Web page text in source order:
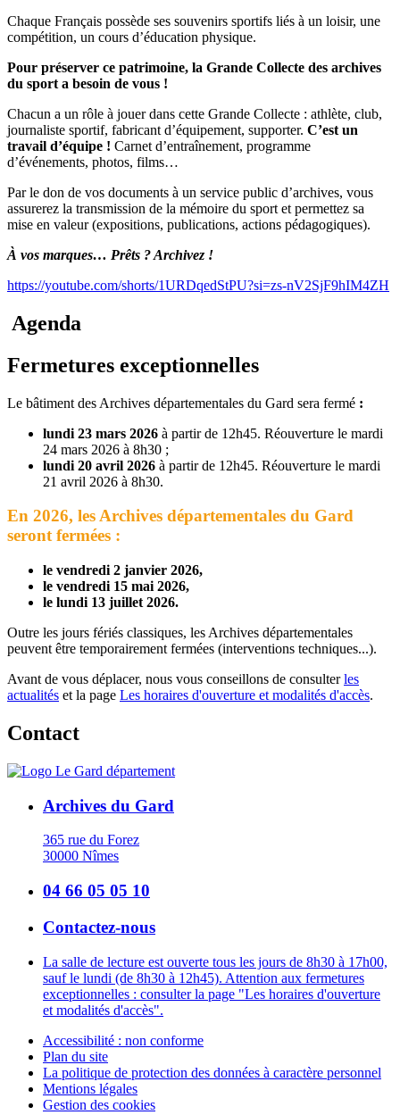
Chaque Français possède ses souvenirs sportifs liés à un loisir, une
compétition, un cours d’éducation physique.
Pour préserver ce patrimoine, la Grande Collecte des archives
du sport a besoin de vous !
Chacun a un rôle à jouer dans cette Grande Collecte : athlète, club,
journaliste sportif, fabricant d’équipement, supporter. C’est un
travail d’équipe ! Carnet d’entraînement, programme
d’événements, photos, films…
Par le don de vos documents à un service public d’archives, vous
assurerez la transmission de la mémoire du sport et permettez sa
mise en valeur (expositions, publications, actions pédagogiques).
À vos marques… Prêts ? Archivez !
https://youtube.com/shorts/1URDqedStPU?si=zs-nV2SjF9hIM4ZH
Agenda
Fermetures exceptionnelles
Le bâtiment des Archives départementales du Gard sera fermé :
lundi 23 mars 2026 à partir de 12h45. Réouverture le mardi
24 mars 2026 à 8h30 ;
lundi 20 avril 2026 à partir de 12h45. Réouverture le mardi
21 avril 2026 à 8h30.
En 2026, les Archives départementales du Gard
seront fermées :
le vendredi 2 janvier 2026,
le vendredi 15 mai 2026,
le lundi 13 juillet 2026.
Outre les jours fériés classiques, les Archives départementales
peuvent être temporairement fermées (interventions techniques...).
Avant de vous déplacer, nous vous conseillons de consulterles
actualités et la page Les horaires d'ouverture et modalités d'accès.
Contact
Archives du Gard
365 rue du Forez
30000 Nîmes
04 66 05 05 10
Contactez-nous
La salle de lecture est ouverte tous les jours de 8h30 à 17h00,
sauf le lundi (de 8h30 à 12h45). Attention aux fermetures
exceptionnelles : consulter la page "Les horaires d'ouverture
et modalités d'accès".
Accessibilité : non conforme
Plan du site
La politique de protection des données à caractère personnel
Mentions légales
Gestion des cookies